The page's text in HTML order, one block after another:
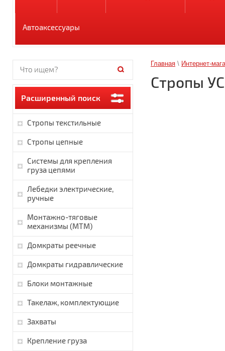
Автоаксессуары
Главная \ Интернет-
Стропы
Расширенный поиск
Стропы текстильные
Стропы цепные
Системы для крепления
груза цепями
Лебедки электрические,
ручные
Монтажно-тяговые
механизмы (МТМ)
Домкраты реечные
Домкраты гидравлические
Блоки монтажные
Такелаж, комплектующие
Захваты
Крепление груза